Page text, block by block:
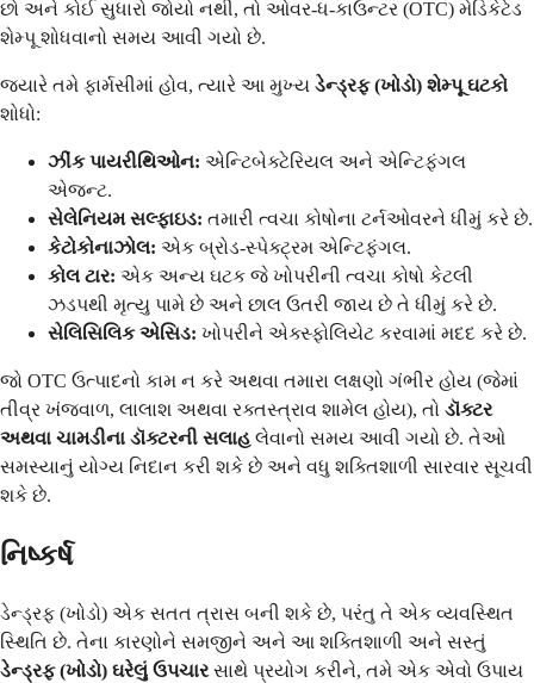
છો અને કોઈ સુધારો જોયો નથી, તો ઓવર-ધ-કાઉન્ટર (OTC) મેડિકેટેડ
શેમ્પૂ શોધવાનો સમય આવી ગયો છે.
જ્યારે તમે ફાર્મસીમાં હોવ, ત્યારે આ મુખ્ય ડેન્ડ્રફ (ખોડો) શેમ્પૂ ઘટકો
શોધો:
ઝીંક પાયરીથિઓન: એન્ટિબેક્ટેરિયલ અને એન્ટિફંગલ
એજન્ટ.
સેલેનિયમ સલ્ફાઇડ: તમારી ત્વચા કોષોના ટર્નઓવરને ધીમું કરે છે.
કેટોકોનાઝોલ: એક બ્રોડ-સ્પેક્ટ્રમ એન્ટિફંગલ.
કોલ ટાર: એક અન્ય ઘટક જે ખોપરીની ત્વચા કોષો કેટલી
ઝડપથી મૃત્યુ પામે છે અને છાલ ઉતરી જાય છે તે ધીમું કરે છે.
સેલિસિલિક એસિડ: ખોપરીને એક્સ્ફોલિયેટ કરવામાં મદદ કરે છે.
જો OTC ઉત્પાદનો કામ ન કરે અથવા તમારા લક્ષણો ગંભીર હોય (જેમાં
તીવ્ર ખંજવાળ, લાલાશ અથવા રક્તસ્ત્રાવ શામેલ હોય), તો ડૉક્ટર
અથવા ચામડીના ડૉક્ટરની સલાહ લેવાનો સમય આવી ગયો છે. તેઓ
સમસ્યાનું યોગ્ય નિદાન કરી શકે છે અને વધુ શક્તિશાળી સારવાર સૂચવી
શકે છે.
નિષ્કર્ષ
ડેન્ડ્રફ (ખોડો) એક સતત ત્રાસ બની શકે છે, પરંતુ તે એક વ્યવસ્થિત
સ્થિતિ છે. તેના કારણોને સમજીને અને આ શક્તિશાળી અને સસ્તું
ડેન્ડ્રફ (ખોડો) ઘરેલું ઉપચારસાથે પ્રયોગ કરીને, તમે એક એવો ઉપાય